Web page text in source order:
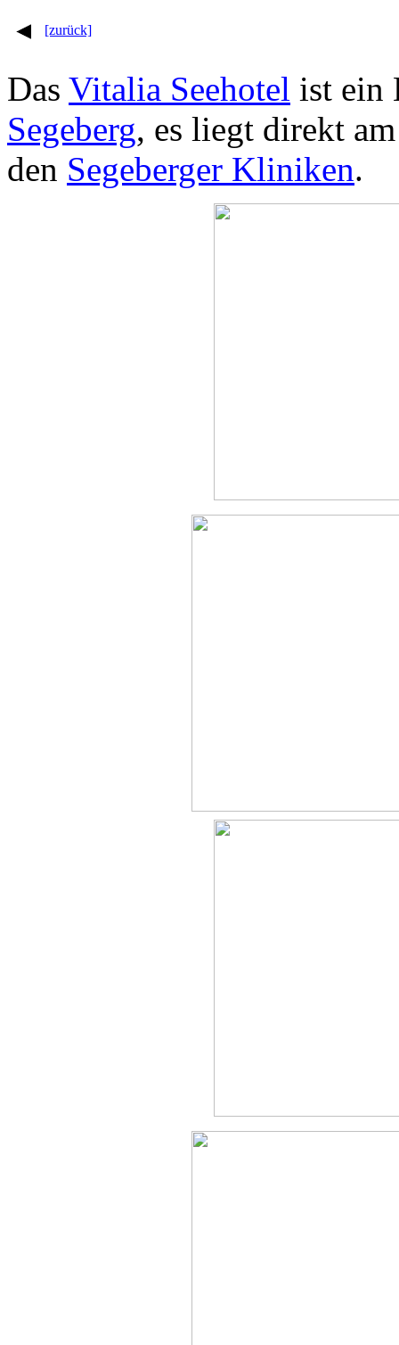
[zurück]
Das Vitalia Seehotel ist ein
Segeberg, es liegt direkt
den Segeberger Kliniken.